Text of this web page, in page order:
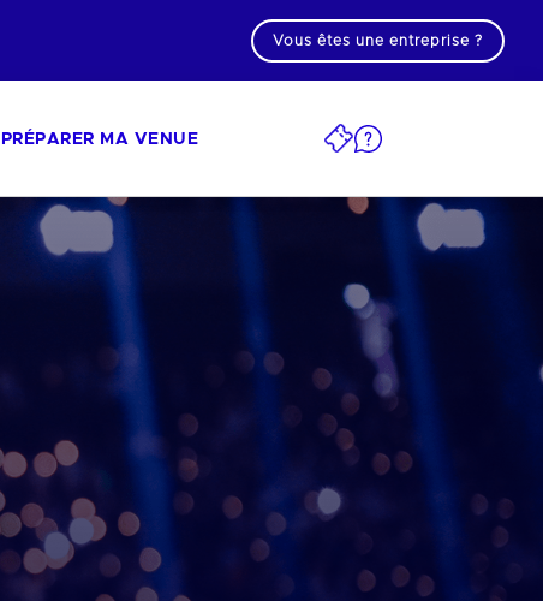
Vous êtes une entreprise ?
PRÉPARER MA VENUE